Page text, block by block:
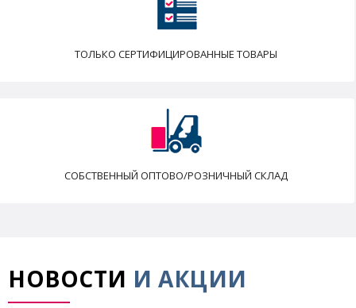
ТОЛЬКО СЕРТИФИЦИРОВАННЫЕ ТОВАРЫ
СОБСТВЕННЫЙ ОПТОВО/РОЗНИЧНЫЙ СКЛАД
НОВОСТИ И АКЦИИ